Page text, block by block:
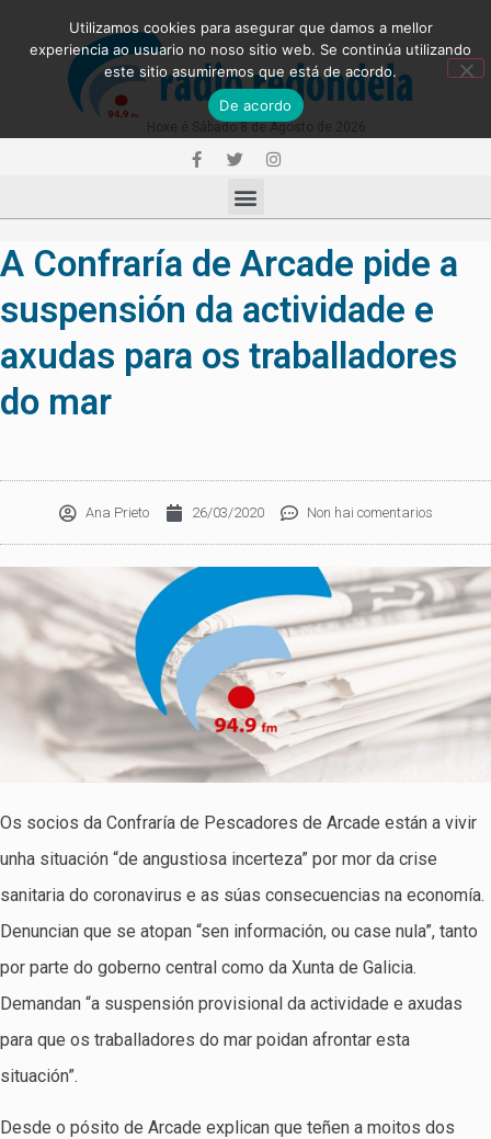
A Confraría de Arcade pide a
suspensión da actividade e
axudas para os traballadores
do mar
Ana Prieto 26/03/2020 Non hai comentarios
Os socios da Confraría de Pescadores de Arcade están a vivir
unha situación “de angustiosa incerteza” por mor da crise
sanitaria do coronavirus e as súas consecuencias na economía.
Denuncian que se atopan “sen información, ou case nula”, tanto
por parte do goberno central como da Xunta de Galicia.
Demandan “a suspensión provisional da actividade e axudas
para que os traballadores do mar poidan afrontar esta
situación”.
Desde o pósito de Arcade explican que teñen a moitos dos
Utilizamos cookies para asegurar que damos a mellor
experiencia ao usuario no noso sitio web. Se continúa utilizando
este sitio asumiremos que está de acordo.
De acordo